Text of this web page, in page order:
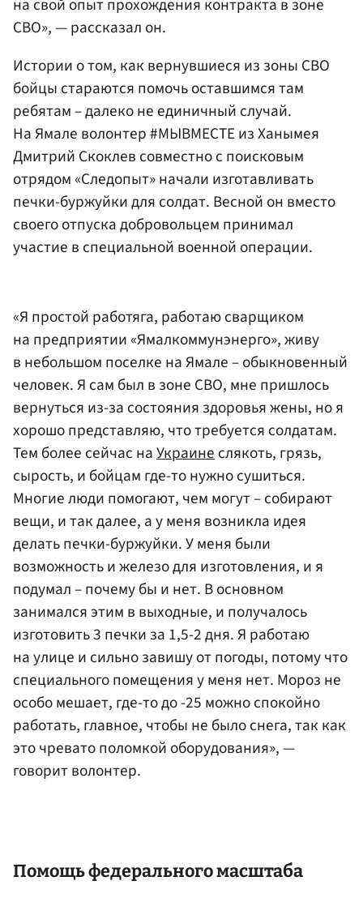
на свой опыт прохождения контракта в зоне
СВО», — рассказал он.
Истории о том, как вернувшиеся из зоны СВО
бойцы стараются помочь оставшимся там
ребятам – далеко не единичный случай.
На Ямале волонтер #МЫВМЕСТЕ из Ханымея
Дмитрий Скоклев совместно с поисковым
отрядом «Следопыт» начали изготавливать
печки-буржуйки для солдат. Весной он вместо
своего отпуска добровольцем принимал
участие в специальной военной операции.
«Я простой работяга, работаю сварщиком
на предприятии «Ямалкоммунэнерго», живу
в небольшом поселке на Ямале – обыкновенный
человек. Я сам был в зоне СВО, мне пришлось
вернуться из-за состояния здоровья жены, но я
хорошо представляю, что требуется солдатам.
Тем более сейчас наУкраинеслякоть, грязь,
сырость, и бойцам где-то нужно сушиться.
Многие люди помогают, чем могут – собирают
вещи, и так далее, а у меня возникла идея
делать печки-буржуйки. У меня были
возможность и железо для изготовления, и я
подумал – почему бы и нет. В основном
занимался этим в выходные, и получалось
изготовить 3 печки за 1,5-2 дня. Я работаю
на улице и сильно завишу от погоды, потому что
специального помещения у меня нет. Мороз не
особо мешает, где-то до -25 можно спокойно
работать, главное, чтобы не было снега, так как
это чревато поломкой оборудования», —
говорит волонтер.
Помощь федерального масштаба